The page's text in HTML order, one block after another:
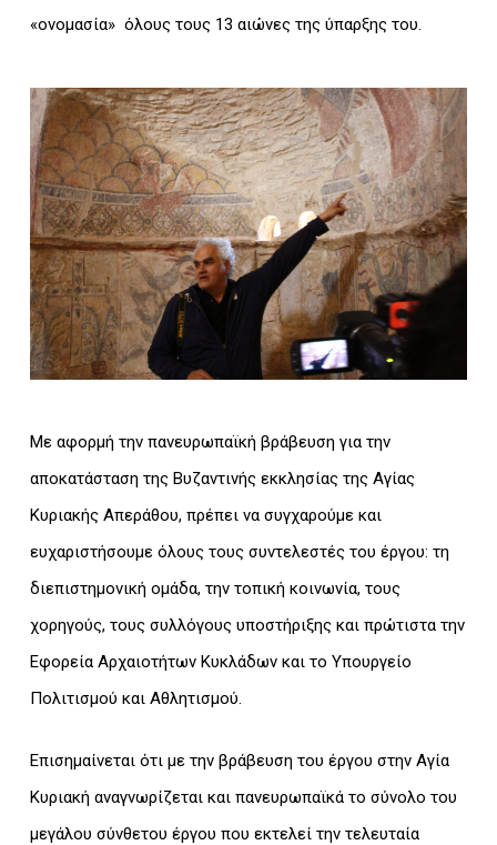
«ονομασία» όλους τους 13 αιώνες της ύπαρξης του.
Με αφορμή την πανευρωπαϊκή βράβευση για την
αποκατάσταση της Βυζαντινής εκκλησίας της Αγίας
Κυριακής Απεράθου, πρέπει να συγχαρούμε και
ευχαριστήσουμε όλους τους συντελεστές του έργου: τη
διεπιστημονική ομάδα, την τοπική κοινωνία, τους
χορηγούς, τους συλλόγους υποστήριξης και πρώτιστα την
Εφορεία Αρχαιοτήτων Κυκλάδων και το Υπουργείο
Πολιτισμού και Αθλητισμού.
Επισημαίνεται ότι με την βράβευση του έργου στην Αγία
Κυριακή αναγνωρίζεται και πανευρωπαϊκά το σύνολο του
μεγάλου σύνθετου έργου που εκτελεί την τελευταία